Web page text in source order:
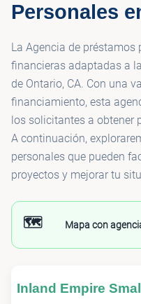
Personales
La Agencia de
financieras adaptadas a
de Ontario, CA. Con una
financiamiento, esta
los solicitantes a obtener
A continuación,
personales que pueden
proyectos y mejorar tu
🗺️ Mapa con
Inland Empire